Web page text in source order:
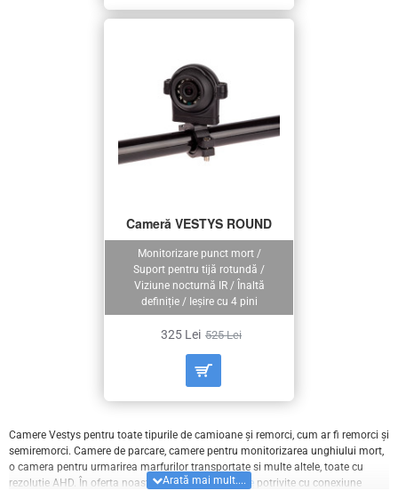
Monitorizare punct mort /
Suport pentru tijă rotundă /
Viziune nocturnă IR / Înaltă
definiție / Ieșire cu 4 pini
Cameră VESTYS ROUND
325 Lei 525 Lei
Camere Vestys pentru toate tipurile de camioane și remorci, cum ar fi remorci și
semiremorci. Camere de parcare, camere pentru monitorizarea unghiului mort,
o camera pentru urmarirea marfurilor transportate si multe altele, toate cu
rezolutie AHD. În oferta noastră veți găsimonitoare potrivite cu conexiune